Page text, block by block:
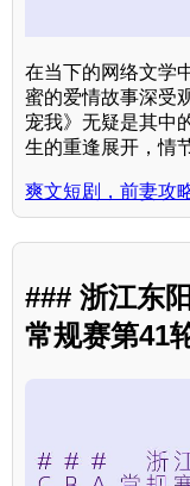
在当下的网络文学
蜜的爱情故事深受
宠我》无疑是其中
生的重逢展开，情
爽文短剧，前妻攻
### 浙江东
常规赛第41